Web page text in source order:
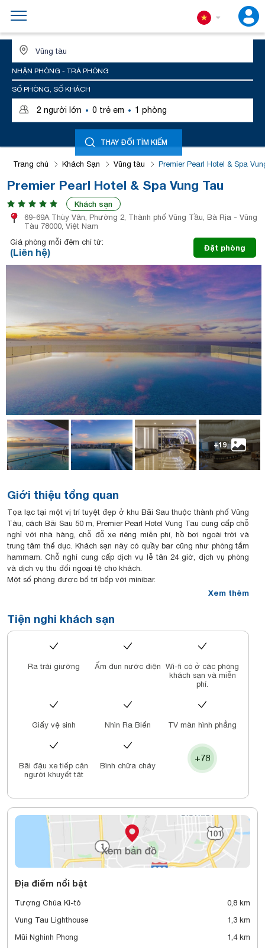
NHẬN PHÒNG - TRẢ PHÒNG
SỐ PHÒNG, SỐ KHÁCH
2 người lớn · 0 trẻ em · 1 phòng
THAY ĐỔI TÌM KIẾM
Trang chủ Khách Sạn Vũng tàu Premier Pearl Hotel & Spa
Premier Pearl Hotel & Spa Vung Tau
Khách sạn
69-69A Thùy Vân, Phường 2, Thành phố Vũng Tầu, Bà Rịa - Vũng
Tàu 78000, Việt Nam
Giá phòng mỗi đêm chỉ từ:
(Liên hệ) Đặt phòng
+19
Giới thiệu tổng quan
Tọa lạc tại một vị trí tuyệt đẹp ở khu Bãi Sau thuộc thành phố Vũng
Tàu, cách Bãi Sau 50 m, Premier Pearl Hotel Vung Tau cung cấp chỗ
nghỉ với nhà hàng, chỗ đỗ xe riêng miễn phí, hồ bơi ngoài trời và
trung tâm thể dục. Khách sạn này có quầy bar cũng như phòng tắm
hammam. Chỗ nghỉ cung cấp dịch vụ lễ tân 24 giờ, dịch vụ phòng
và dịch vụ thu đổi ngoại tệ cho khách.
Một số phòng được bố trí bếp với minibar.
Khách sạn phục vụ bữa sáng buffet hoặc bữa sáng à la carte.
Các điểm tham quan nổi tiếng gần chỗ nghỉ bao gồm Bãi Dứa, Bãi
Trước và Tượng Chúa Kitô Vua. Sân bay gần nhất là sân bay quốc
tế Tân Sơn Nhất, cách Premier Pearl Hotel Vung Tau 72 km.
Xem thêm
Tiện nghi khách sạn
Ra trải giường Ấm đun nước điện
Wi-fi có ở các phòng
khách sạn và miễn
phí.
Giấy vệ sinh Nhìn Ra Biển TV màn hình phẳng
Bãi đậu xe tiếp cận
người khuyết tật
Bình chữa cháy
+78
Địa điểm nổi bật
Tượng Chúa Ki-tô
0,8 km
Vung Tau Lighthouse
1,3 km
Mũi Nghinh Phong
1,4 km